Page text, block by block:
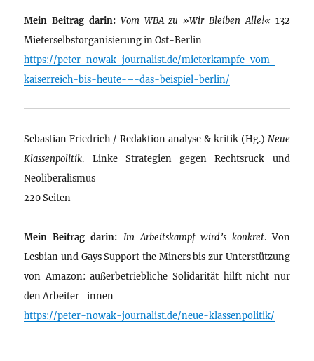
Mein Beitrag darin: Vom WBA zu »Wir Bleiben Alle!« 132
Mieterselbstorganisierung in Ost-Berlin
https://peter-nowak-journalist.de/mieterkampfe-vom-
kaiserreich-bis-heute-–-das-beispiel-berlin/
Sebastian Friedrich / Redaktion analyse & kritik (Hg.) Neue
Klassenpolitik. Linke Strategien gegen Rechtsruck und
Neoliberalismus
220 Seiten
Mein Beitrag darin: Im Arbeitskampf wird’s konkret. Von
Lesbian und Gays Support the Miners bis zur Unterstützung
von Amazon: außerbetriebliche Solidarität hilft nicht nur
den Arbeiter_innen
https://peter-nowak-journalist.de/neue-klassenpolitik/